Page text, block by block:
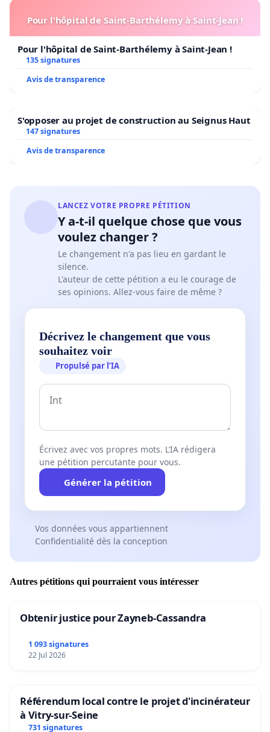
Pour l'hôpital de Saint-Barthélemy à Saint-Jean !
Pour l'hôpital de Saint-Barthélemy à Saint-Jean !
135 signatures
Avis de transparence
S'opposer au projet de construction au Seignus Haut
147 signatures
Avis de transparence
LANCEZ VOTRE PROPRE PÉTITION
Y a-t-il quelque chose que vous
voulez changer ?
Le changement n'a pas lieu en gardant le
silence.
L'auteur de cette pétition a eu le courage de
ses opinions. Allez-vous faire de même ?
Décrivez le changement que vous
souhaitez voir
Propulsé par l’IA
Écrivez avec vos propres mots. L’IA rédigera
une pétition percutante pour vous.
Générer la pétition
Vos données vous appartiennent
Confidentialité dès la conception
Autres pétitions qui pourraient vous intéresser
Obtenir justice pour Zayneb-Cassandra
1 093 signatures
22 Jul 2026
Référendum local contre le projet d'incinérateur
à Vitry-sur-Seine
731 signatures